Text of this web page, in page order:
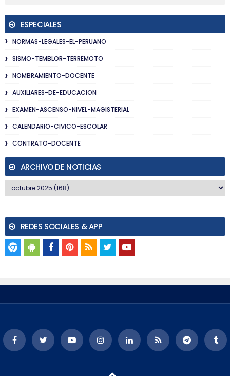
ESPECIALES
NORMAS-LEGALES-EL-PERUANO
SISMO-TEMBLOR-TERREMOTO
NOMBRAMIENTO-DOCENTE
AUXILIARES-DE-EDUCACION
EXAMEN-ASCENSO-NIVEL-MAGISTERIAL
CALENDARIO-CIVICO-ESCOLAR
CONTRATO-DOCENTE
ARCHIVO DE NOTICIAS
REDES SOCIALES & APP